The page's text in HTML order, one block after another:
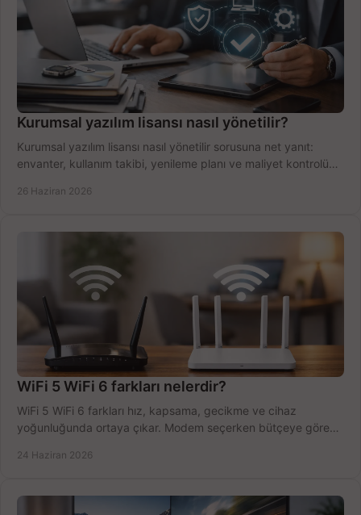
Kurumsal yazılım lisansı nasıl yönetilir?
Kurumsal yazılım lisansı nasıl yönetilir sorusuna net yanıt:
envanter, kullanım takibi, yenileme planı ve maliyet kontrolü
26 Haziran 2026
WiFi 5 WiFi 6 farkları nelerdir?
WiFi 5 WiFi 6 farkları hız, kapsama, gecikme ve cihaz
yoğunluğunda ortaya çıkar. Modem seçerken bütçeye göre
24 Haziran 2026